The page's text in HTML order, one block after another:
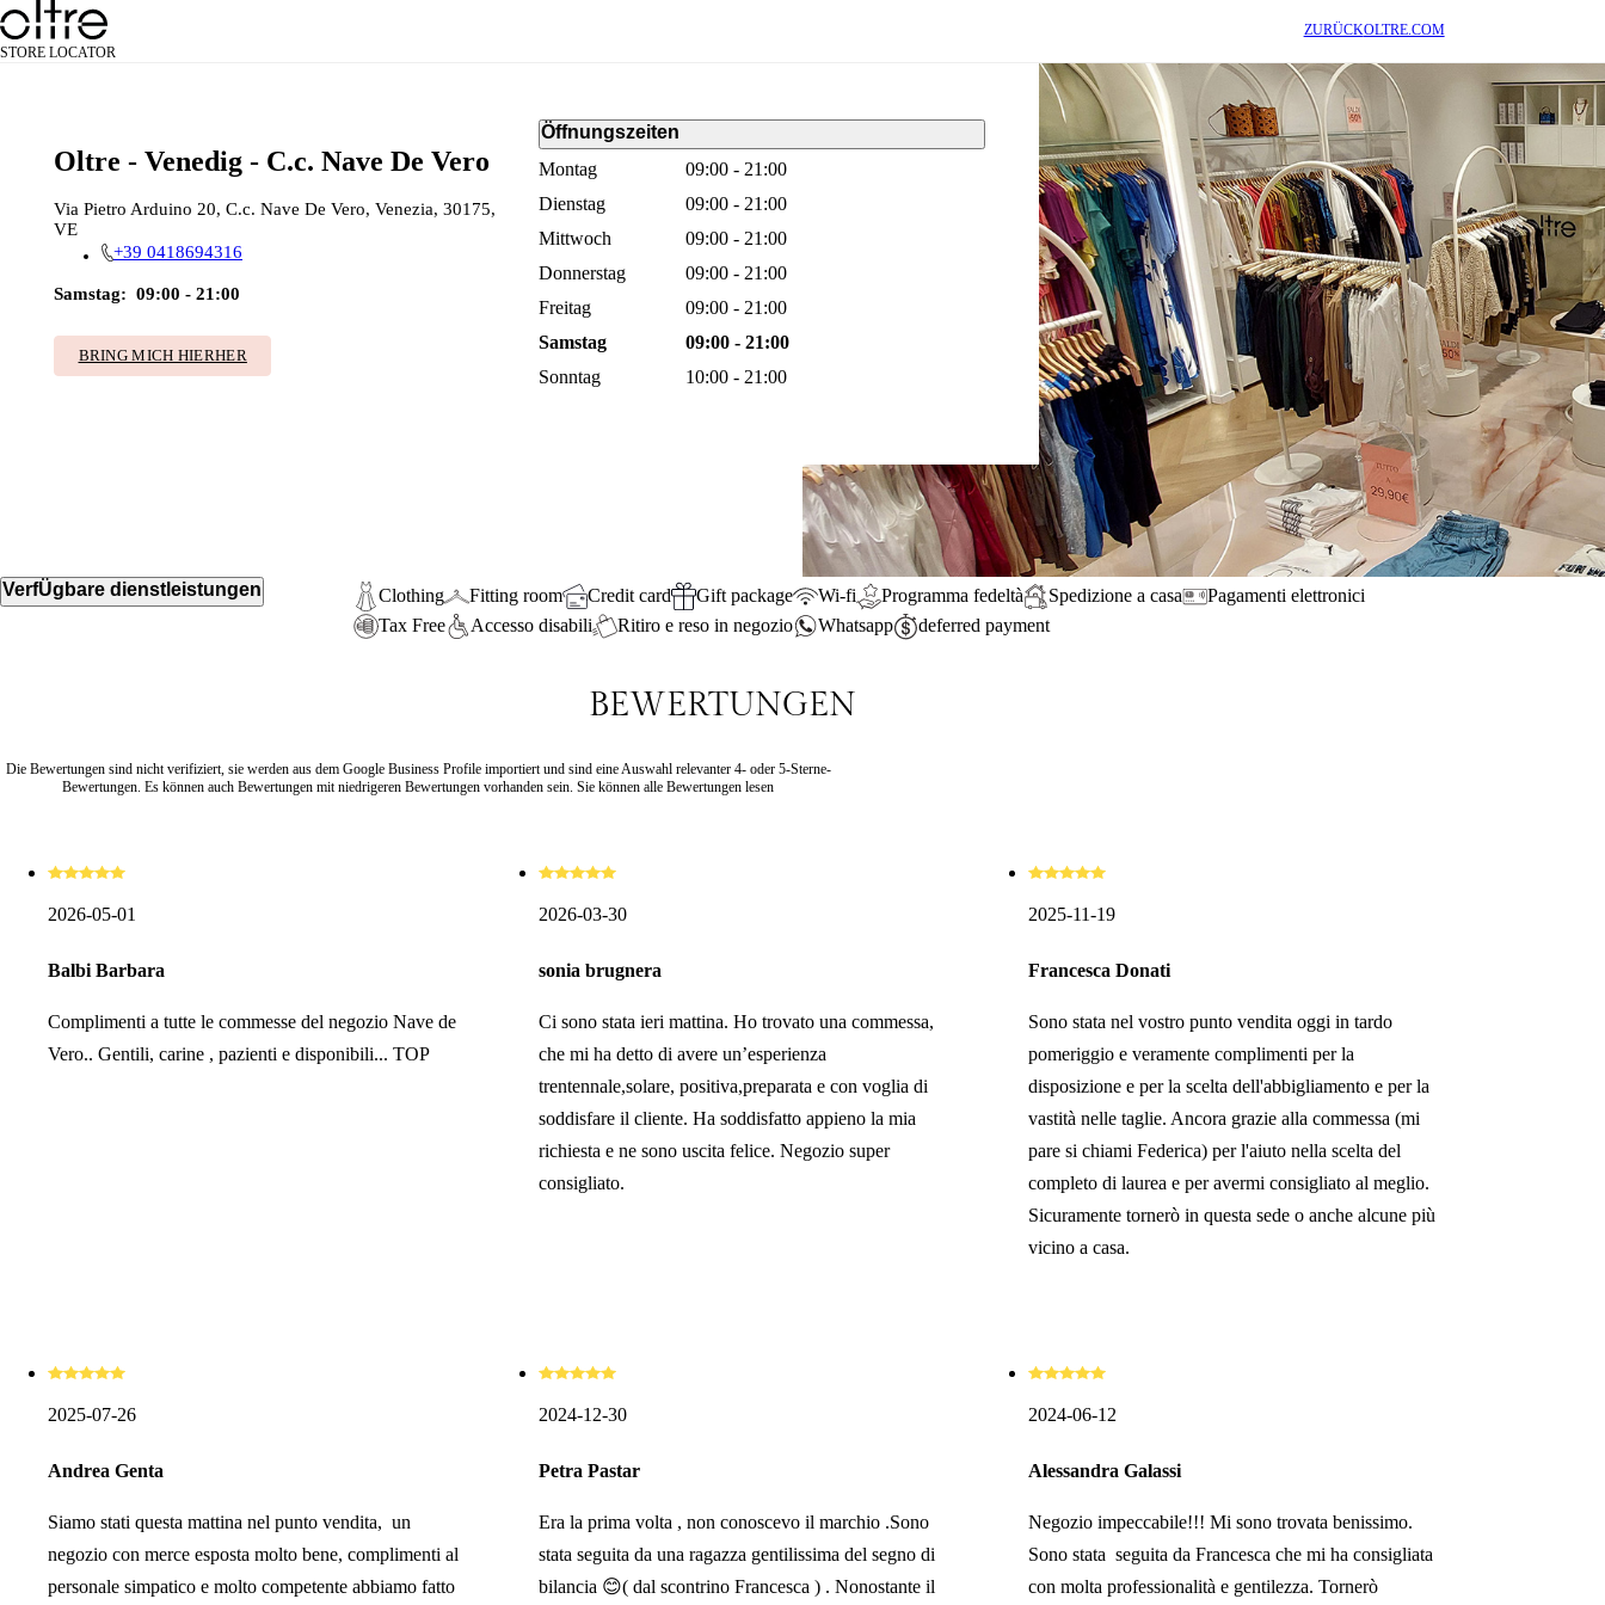
STORE LOCATOR
ZURÜCKOLTRE.COM
Oltre - Venedig - C.c. Nave De Vero
Via Pietro Arduino 20, C.c. Nave De Vero, Venezia, 30175,
VE
+39 0418694316
Samstag: 09:00 - 21:00
BRING MICH HIERHER
Öffnungszeiten
Montag
09:00 - 21:00
Dienstag
09:00 - 21:00
Mittwoch
09:00 - 21:00
Donnerstag
09:00 - 21:00
Freitag
09:00 - 21:00
Samstag
09:00 - 21:00
Sonntag
10:00 - 21:00
VerfÜgbare dienstleistungen Clothing Fitting room Credit card Gift package Wi-fi Programma fedeltà Spedizione a casa
Pagamenti elettronici
Tax Free
Accesso disabili Ritiro e reso in negozio Whatsapp deferred payment
BEWERTUNGEN
Die Bewertungen sind nicht verifiziert, sie werden aus dem Google Business Profile importiert und sind eine Auswahl relevanter 4- oder 5-Sterne-
Bewertungen. Es können auch Bewertungen mit niedrigeren Bewertungen vorhanden sein. Sie können alle Bewertungen lesen
2026-05-01
Balbi Barbara
Complimenti a tutte le commesse del negozio Nave de
Vero.. Gentili, carine , pazienti e disponibili... TOP
2026-03-30
sonia brugnera
Ci sono stata ieri mattina. Ho trovato una commessa,
che mi ha detto di avere un’esperienza
trentennale,solare, positiva,preparata e con voglia di
soddisfare il cliente. Ha soddisfatto appieno la mia
richiesta e ne sono uscita felice. Negozio super
consigliato.
2025-11-19
Francesca Donati
Sono stata nel vostro punto vendita oggi in tardo
pomeriggio e veramente complimenti per la
disposizione e per la scelta dell'abbigliamento e per la
vastità nelle taglie. Ancora grazie alla commessa (mi
pare si chiami Federica) per l'aiuto nella scelta del
completo di laurea e per avermi consigliato al meglio.
Sicuramente tornerò in questa sede o anche alcune più
vicino a casa.
2025-07-26
Andrea Genta
Siamo stati questa mattina nel punto vendita, un
negozio con merce esposta molto bene, complimenti al
personale simpatico e molto competente abbiamo fatto
2024-12-30
Petra Pastar
Era la prima volta , non conoscevo il marchio .Sono
stata seguita da una ragazza gentilissima del segno di
bilancia 😊( dal scontrino Francesca ) . Nonostante il
2024-06-12
Alessandra Galassi
Negozio impeccabile!!! Mi sono trovata benissimo.
Sono stata seguita da Francesca che mi ha consigliata
con molta professionalità e gentilezza. Tornerò